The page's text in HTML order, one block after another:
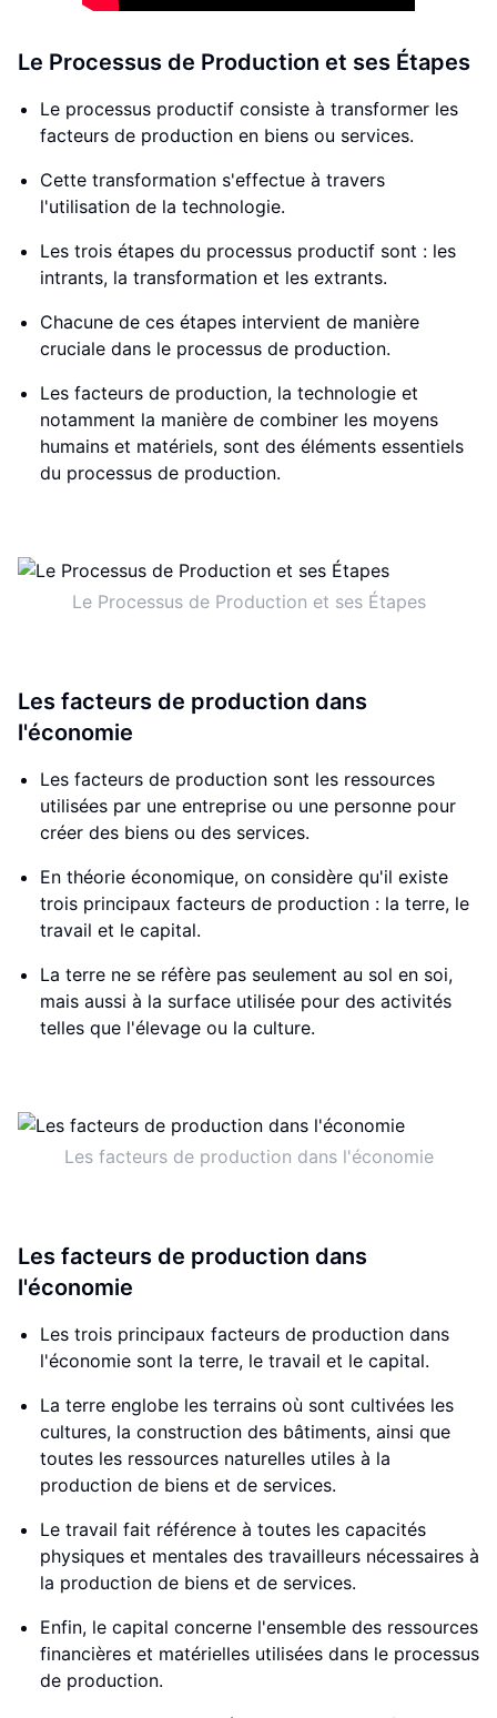
Le Processus de Production et ses Étapes
Le processus productif consiste à transformer les
facteurs de production en biens ou services.
Cette transformation s'effectue à travers
l'utilisation de la technologie.
Les trois étapes du processus productif sont : les
intrants, la transformation et les extrants.
Chacune de ces étapes intervient de manière
cruciale dans le processus de production.
Les facteurs de production, la technologie et
notamment la manière de combiner les moyens
humains et matériels, sont des éléments essentiels
du processus de production.
Le Processus de Production et ses Étapes
Les facteurs de production dans
l'économie
Les facteurs de production sont les ressources
utilisées par une entreprise ou une personne pour
créer des biens ou des services.
En théorie économique, on considère qu'il existe
trois principaux facteurs de production : la terre, le
travail et le capital.
La terre ne se réfère pas seulement au sol en soi,
mais aussi à la surface utilisée pour des activités
telles que l'élevage ou la culture.
Les facteurs de production dans l'économie
Les facteurs de production dans
l'économie
Les trois principaux facteurs de production dans
l'économie sont la terre, le travail et le capital.
La terre englobe les terrains où sont cultivées les
cultures, la construction des bâtiments, ainsi que
toutes les ressources naturelles utiles à la
production de biens et de services.
Le travail fait référence à toutes les capacités
physiques et mentales des travailleurs nécessaires à
la production de biens et de services.
Enfin, le capital concerne l'ensemble des ressources
financières et matérielles utilisées dans le processus
de production.